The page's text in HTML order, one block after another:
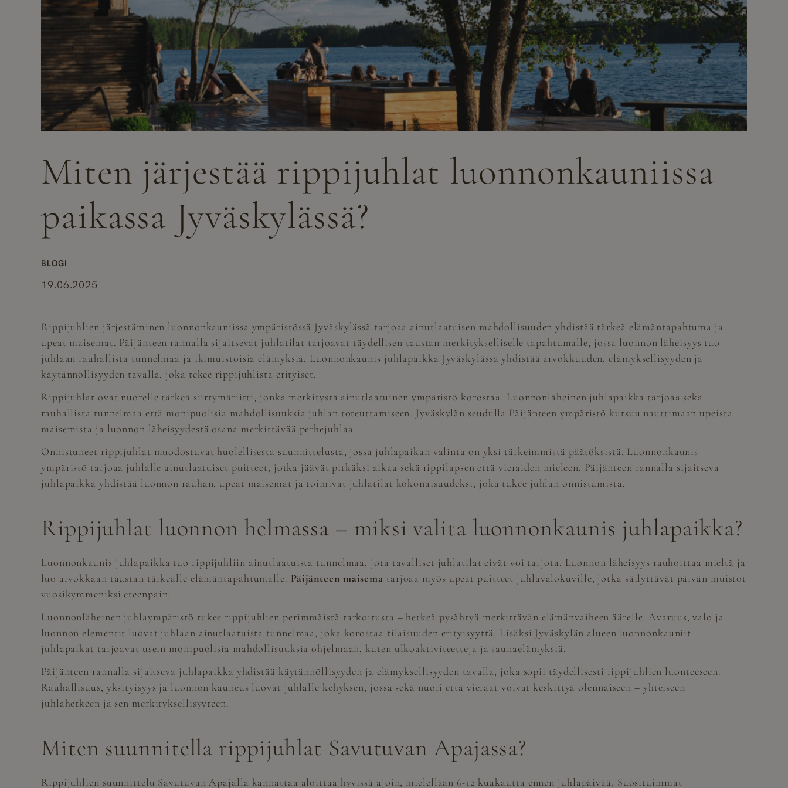
Miten järjestää rippijuhlat luonnonkauniissa
paikassa Jyväskylässä?
BLOGI
19.06.2025
Rippijuhlien järjestäminen luonnonkauniissa ympäristössä Jyväskylässä tarjoaa ainutlaatuisen mahdollisuuden yhdistää tärkeä elämäntapahtuma ja
upeat maisemat. Päijänteen rannalla sijaitsevat juhlatilat tarjoavat täydellisen taustan merkitykselliselle tapahtumalle, jossa luonnon läheisyys tuo
juhlaan rauhallista tunnelmaa ja ikimuistoisia elämyksiä. Luonnonkaunis juhlapaikka Jyväskylässä yhdistää arvokkuuden, elämyksellisyyden ja
käytännöllisyyden tavalla, joka tekee rippijuhlista erityiset.
Rippijuhlat ovat nuorelle tärkeä siirtymäriitti, jonka merkitystä ainutlaatuinen ympäristö korostaa. Luonnonläheinen juhlapaikka tarjoaa sekä
rauhallista tunnelmaa että monipuolisia mahdollisuuksia juhlan toteuttamiseen. Jyväskylän seudulla Päijänteen ympäristö kutsuu nauttimaan upeista
maisemista ja luonnon läheisyydestä osana merkittävää perhejuhlaa.
Onnistuneet rippijuhlat muodostuvat huolellisesta suunnittelusta, jossa juhlapaikan valinta on yksi tärkeimmistä päätöksistä. Luonnonkaunis
ympäristö tarjoaa juhlalle ainutlaatuiset puitteet, jotka jäävät pitkäksi aikaa sekä rippilapsen että vieraiden mieleen. Päijänteen rannalla sijaitseva
juhlapaikka yhdistää luonnon rauhan, upeat maisemat ja toimivat juhlatilat kokonaisuudeksi, joka tukee juhlan onnistumista.
Rippijuhlat luonnon helmassa – miksi valita luonnonkaunis juhlapaikka?
Luonnonkaunis juhlapaikka tuo rippijuhliin ainutlaatuista tunnelmaa, jota tavalliset juhlatilat eivät voi tarjota. Luonnon läheisyys rauhoittaa mieltä ja
luo arvokkaan taustan tärkeälle elämäntapahtumalle. Päijänteen maisema tarjoaa myös upeat puitteet juhlavalokuville, jotka säilyttävät päivän muistot
vuosikymmeniksi eteenpäin.
Luonnonläheinen juhlaympäristö tukee rippijuhlien perimmäistä tarkoitusta – hetkeä pysähtyä merkittävän elämänvaiheen äärelle. Avaruus, valo ja
luonnon elementit luovat juhlaan ainutlaatuista tunnelmaa, joka korostaa tilaisuuden erityisyyttä. Lisäksi Jyväskylän alueen luonnonkauniit
juhlapaikat tarjoavat usein monipuolisia mahdollisuuksia ohjelmaan, kuten ulkoaktiviteetteja ja saunaelämyksiä.
Päijänteen rannalla sijaitseva juhlapaikka yhdistää käytännöllisyyden ja elämyksellisyyden tavalla, joka sopii täydellisesti rippijuhlien luonteeseen.
Rauhallisuus, yksityisyys ja luonnon kauneus luovat juhlalle kehyksen, jossa sekä nuori että vieraat voivat keskittyä olennaiseen – yhteiseen
juhlahetkeen ja sen merkityksellisyyteen.
Miten suunnitella rippijuhlat Savutuvan Apajassa?
Rippijuhlien suunnittelu Savutuvan Apajalla kannattaa aloittaa hyvissä ajoin, mielellään 6-12 kuukautta ennen juhlapäivää. Suosituimmat